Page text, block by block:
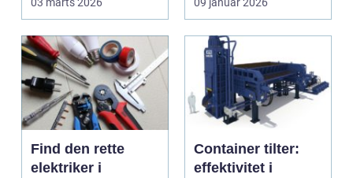
opgave...
Find den rette
elektriker i
Container tilter:
effektivitet i